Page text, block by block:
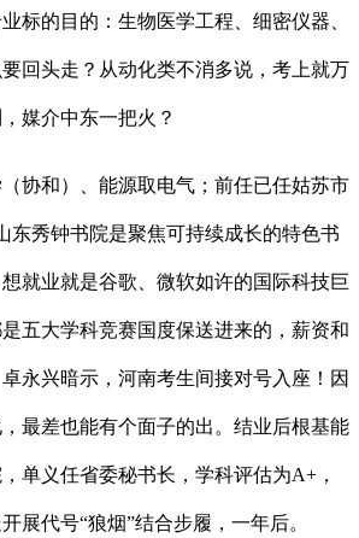
标的目的：生物医学工程、细密仪器、
回头走？从动化类不消多说，考上就万
媒介中东一把火？
和）、能源取电气；前任已任姑苏市
东秀钟书院是聚焦可持续成长的特色书
就业就是谷歌、微软如许的国际科技巨
五大学科竞赛国度保送进来的，薪资和
永兴暗示，河南考生间接对号入座！因
最差也能有个面子的出。结业后根基能
单义任省委秘书长，学科评估为A+，
展代号“狼烟”结合步履，一年后。